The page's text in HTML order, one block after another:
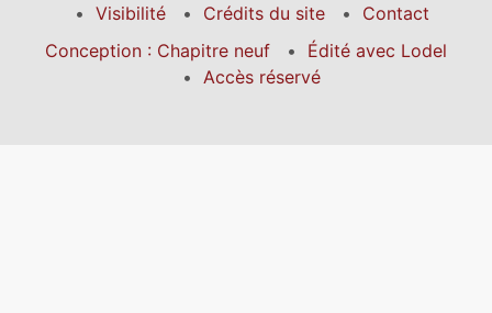
Visibilité
Crédits du site
Contact
Conception : Chapitre neuf
Édité avec Lodel
Accès réservé